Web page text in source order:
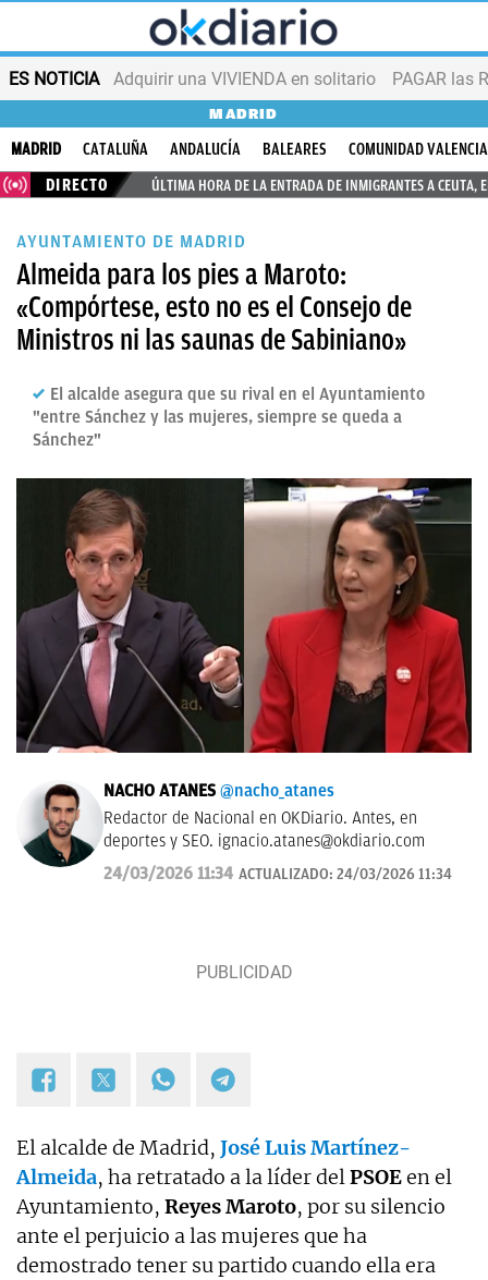
ES NOTICIA Adquirir una VIVIENDA en solitario PAGAR las
MADRID
MADRID CATALUÑA ANDALUCÍA BALEARES
COMUNIDAD
DIRECTO
ÚLTIMA HORA DE LA ENTRADA DE INMIGRANTES A CEUTA,
AYUNTAMIENTO DE MADRID
Almeida para los pies a Maroto:
«Compórtese, esto no es el Consejo de
Ministros ni las saunas de Sabiniano»
El alcalde asegura que su rival en el Ayuntamiento
"entre Sánchez y las mujeres, siempre se queda a
Sánchez"
NACHO ATANES @nacho_atanes
Redactor de Nacional en OKDiario. Antes, en
deportes y SEO. ignacio.atanes@okdiario.com
24/03/2026 11:34 ACTUALIZADO: 24/03/2026 11:34
El alcalde de Madrid, José Luis Martínez-
Almeida, ha retratado a la líder delPSOEen el
Ayuntamiento, Reyes Maroto, por su silencio
ante el perjuicio a las mujeres que ha
demostrado tener su partido cuando ella era